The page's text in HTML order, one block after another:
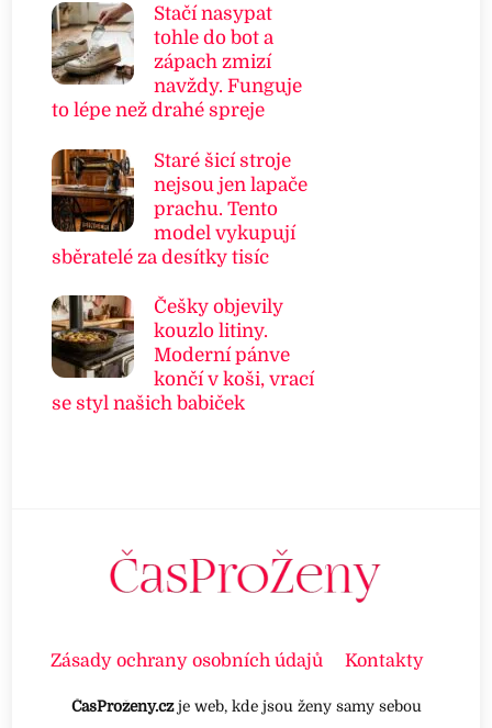
Stačí nasypat
tohle do bot a
zápach zmizí
navždy. Funguje
to lépe než drahé spreje
Staré šicí stroje
nejsou jen lapače
prachu. Tento
model vykupují
sběratelé za desítky tisíc
Češky objevily
kouzlo litiny.
Moderní pánve
končí v koši, vrací
se styl našich babiček
Zásady ochrany osobních údajů Kontakty
ČasProženy.czje web, kde jsou ženy samy sebou